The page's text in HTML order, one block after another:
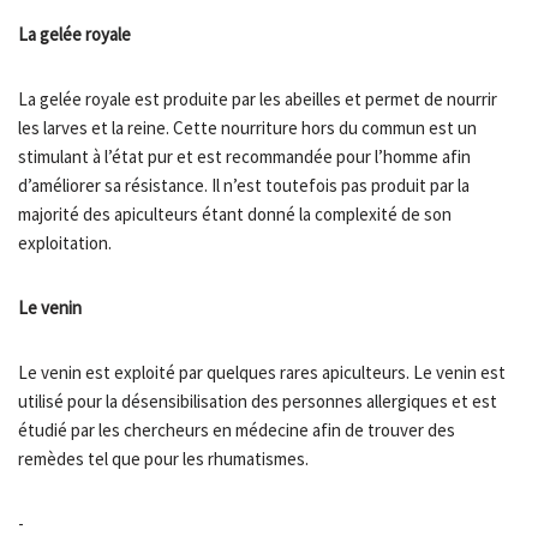
La gelée royale
La gelée royale est produite par les abeilles et permet de nourrir
les larves et la reine. Cette nourriture hors du commun est un
stimulant à l’état pur et est recommandée pour l’homme afin
d’améliorer sa résistance. Il n’est toutefois pas produit par la
majorité des apiculteurs étant donné la complexité de son
exploitation.
Le venin
Le venin est exploité par quelques rares apiculteurs. Le venin est
utilisé pour la désensibilisation des personnes allergiques et est
étudié par les chercheurs en médecine afin de trouver des
remèdes tel que pour les rhumatismes.
-